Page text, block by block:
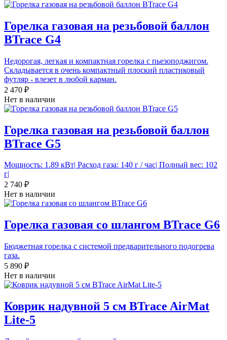
Горелка газовая на резьбовой баллон
BTrace G4
Недорогая, легкая и компактная горелка с пьезоподжигом.
Складывается в очень компактный плоский пластиковый
футляр - влезет в любой карман.
2 470 ₽
Нет в наличии
Горелка газовая на резьбовой баллон
BTrace G5
Мощность: 1.89 кВт| Расход газа: 140 г / час| Полный вес: 102
г|
2 740 ₽
Нет в наличии
Горелка газовая со шлангом BTrace G6
Бюджетная горелка с системой предварительного подогрева
газа.
5 890 ₽
Нет в наличии
Коврик надувной 5 см BTrace AirMat
Lite-5